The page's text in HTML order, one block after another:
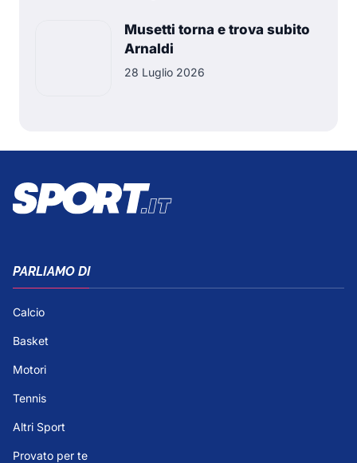
Musetti torna e trova subito
Arnaldi
28 Luglio 2026
PARLIAMO DI
Calcio
Basket
Motori
Tennis
Altri Sport
Provato per te